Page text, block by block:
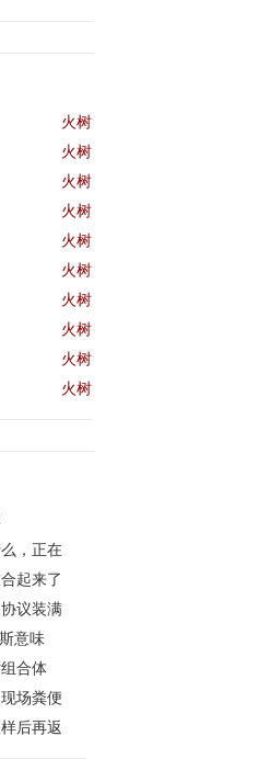
火树
火树
火树
火树
火树
火树
火树
火树
火树
火树
，正在
起来了
议装满
意味
合体
场粪便
后再返